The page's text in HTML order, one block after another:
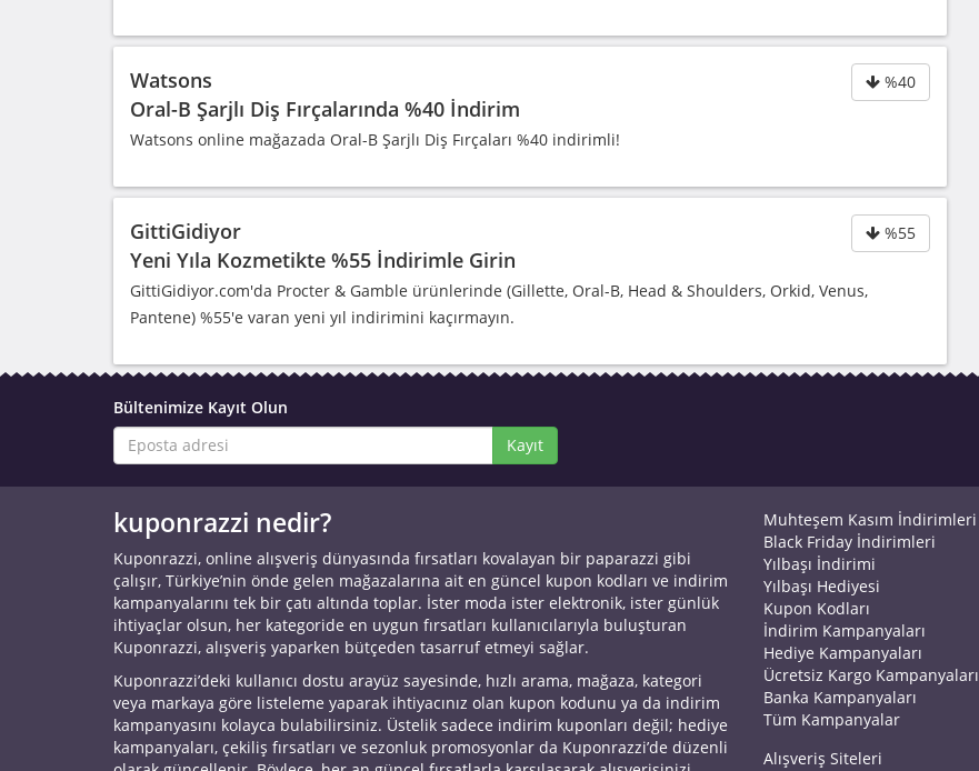
%40
Watsons
Oral-B Şarjlı Diş Fırçalarında %40 İndirim
Watsons online mağazada Oral-B Şarjlı Diş Fırçaları %40 indirimli!
%55
GittiGidiyor
Yeni Yıla Kozmetikte %55 İndirimle Girin
GittiGidiyor.com'da Procter & Gamble ürünlerinde (Gillette, Oral-B, Head & Shoulders, Orkid, Venus,
Pantene) %55'e varan yeni yıl indirimini kaçırmayın.
Bültenimize Kayıt Olun
Kayıt
kuponrazzi nedir?
Kuponrazzi, online alışveriş dünyasında fırsatları kovalayan bir paparazzi gibi
çalışır, Türkiye’nin önde gelen mağazalarına ait en güncel kupon kodları ve indirim
kampanyalarını tek bir çatı altında toplar. İster moda ister elektronik, ister günlük
ihtiyaçlar olsun, her kategoride en uygun fırsatları kullanıcılarıyla buluşturan
Kuponrazzi, alışveriş yaparken bütçeden tasarruf etmeyi sağlar.
Kuponrazzi’deki kullanıcı dostu arayüz sayesinde, hızlı arama, mağaza, kategori
veya markaya göre listeleme yaparak ihtiyacınız olan kupon kodunu ya da indirim
kampanyasını kolayca bulabilirsiniz. Üstelik sadece indirim kuponları değil; hediye
kampanyaları, çekiliş fırsatları ve sezonluk promosyonlar da Kuponrazzi’de düzenli
Muhteşem Kasım İndirimleri
Black Friday İndirimleri
Yılbaşı İndirimi
Yılbaşı Hediyesi
Kupon Kodları
İndirim Kampanyaları
Hediye Kampanyaları
Ücretsiz Kargo Kampanyaları
Banka Kampanyaları
Tüm Kampanyalar
Alışveriş Siteleri